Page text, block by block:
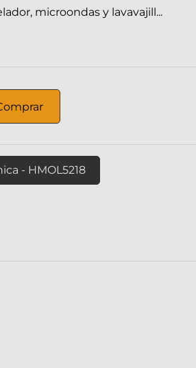
microondas y lavavajill...
- HMOL5218